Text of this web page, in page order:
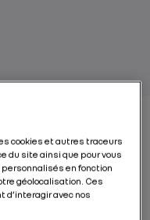
voiture électrique : ou
grâce au
de recharge
à ces nouvelles
cookies et autres traceurs
du site ainsi que pour vous
en fonction
géolocalisation. Ces
avec nos